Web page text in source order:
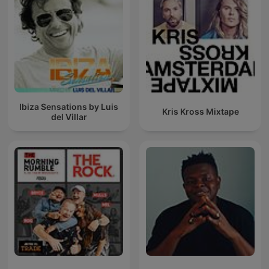
Ibiza Sensations by Luis
del Villar
Kris Kross Mixtape